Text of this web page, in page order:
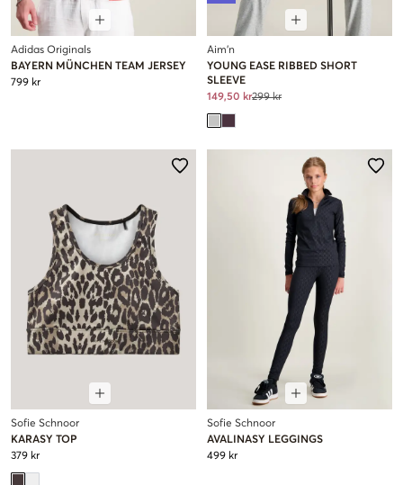
Adidas Originals
BAYERN MÜNCHEN TEAM JERSEY
799 kr
Aim'n
YOUNG EASE RIBBED SHORT
SLEEVE
149,50 kr299 kr
Sofie Schnoor
KARASY TOP
379 kr
Sofie Schnoor
AVALINASY LEGGINGS
499 kr